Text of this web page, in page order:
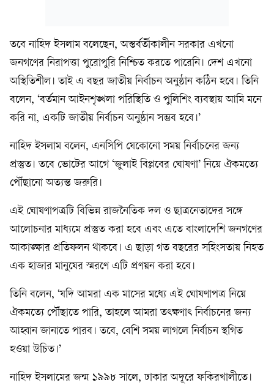
তবে নাহিদ ইসলাম বলেছেন, অন্তর্বর্তীকালীন সরকার এখনো
জনগণের নিরাপত্তা পুরোপুরি নিশ্চিত করতে পারেনি। দেশ এখনো
অস্থিতিশীল। তাই এ বছর জাতীয় নির্বাচন অনুষ্ঠান কঠিন হবে। তিনি
বলেন, ‘বর্তমান আইনশৃঙ্খলা পরিস্থিতি ও পুলিশিং ব্যবস্থায় আমি মনে
করি না, একটি জাতীয় নির্বাচন অনুষ্ঠান সম্ভব হবে।’
নাহিদ ইসলাম বলেন, এনসিপি যেকোনো সময় নির্বাচনের জন্য
প্রস্তুত। তবে ভোটের আগে ‘জুলাই বিপ্লবের ঘোষণা’ নিয়ে ঐকমত্যে
পৌঁছানো অত্যন্ত জরুরি।
এই ঘোষণাপত্রটি বিভিন্ন রাজনৈতিক দল ও ছাত্রনেতাদের সঙ্গে
আলোচনার মাধ্যমে প্রস্তুত করা হবে এবং এতে বাংলাদেশি জনগণের
আকাঙ্ক্ষার প্রতিফলন থাকবে। এ ছাড়া গত বছরের সহিংসতায় নিহত
এক হাজার মানুষের স্মরণে এটি প্রণয়ন করা হবে।
তিনি বলেন, ‘যদি আমরা এক মাসের মধ্যে এই ঘোষণাপত্র নিয়ে
ঐকমত্যে পৌঁছাতে পারি, তাহলে আমরা তৎক্ষণাৎ নির্বাচনের জন্য
আহ্বান জানাতে পারব। তবে, বেশি সময় লাগলে নির্বাচন স্থগিত
হওয়া উচিত।’
নাহিদ ইসলামের জন্ম ১৯৯৮ সালে, ঢাকার অদূরে ফকিরখালীতে।